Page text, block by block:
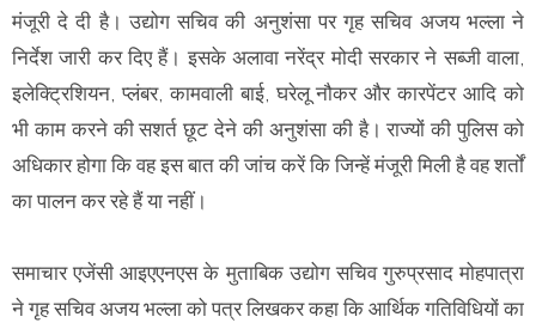
मंजूरी दे दी है। उद्योग सचिव की अनुशंसा पर गृह सचिव अजय भल्ला ने
निर्देश जारी कर दिए हैं। इसके अलावा नरेंद्र मोदी सरकार ने सब्जी वाला,
इलेक्ट्रिशियन, प्लंबर, कामवाली बाई, घरेलू नौकर और कारपेंटर आदि को
भी काम करने की सशर्त छूट देने की अनुशंसा की है। राज्यों की पुलिस को
अधिकार होगा कि वह इस बात की जांच करें कि जिन्हें मंजूरी मिली है वह शर्तों
का पालन कर रहे हैं या नहीं।
समाचार एजेंसी आइएएनएस के मुताबिक उद्योग सचिव गुरुप्रसाद मोहपात्रा
ने गृह सचिव अजय भल्ला को पत्र लिखकर कहा कि आर्थिक गतिविधियों का